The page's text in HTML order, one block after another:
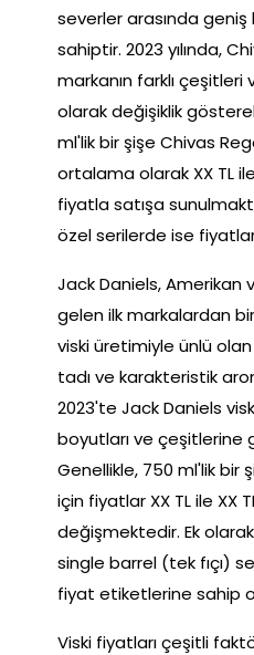
severler arasında
sahiptir. 2023 yılında,
markanın farklı çeşitleri
olarak değişiklik
ml'lik bir şişe Chivas
ortalama olarak XX TL
fiyatla satışa
özel serilerde ise
Jack Daniels, Amerikan
gelen ilk markalardan
viski üretimiyle ünlü
tadı ve karakteristik
2023'te Jack Daniels
boyutları ve çeşitlerine
Genellikle, 750 ml'lik bir
için fiyatlar XX TL ile XX
değişmektedir. Ek
single barrel (tek fıçı)
fiyat etiketlerine sahip
Viski fiyatları çeşitli